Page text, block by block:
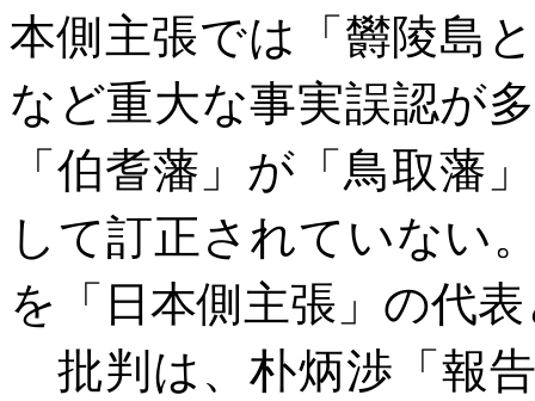
本側主張では 「欝陵島
など重大な事実誤認が
「伯耆藩」が「鳥取藩
して訂正されていない
を「日本側主張」の代
批判は、朴炳渉「報